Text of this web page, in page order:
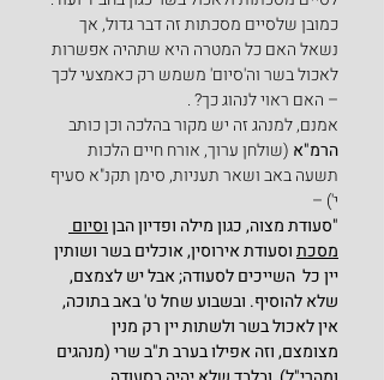
כמובן שלסיים מסכתות זה דבר גדול, אך
נשאל האם כל המטרה היא שתהיה אפשרות
לאכול בשר וה'סיום' משמש רק כאמצעי לכך
– האם ראוי לנהוג כך? .
אמנם, למנהג זה יש מקור בהלכה וכן כותב
הרמ"א (שולחן ערוך, אורח חיים הלכות
תשעה באב ושאר תעניות, סימן תקנ"א סעיף
י') –
"סעודת מצוה, כגון מילה ופדיון הבן וסיום
מסכת וסעודת אירוסין, אוכלים בשר ושותין
יין כל  השייכים לסעודה; אבל יש לצמצם,
שלא להוסיף. ובשבוע שחל ט' באב בתוכה,
אין לאכול בשר ולשתות יין רק מנין
מצומצם, וזה אפילו בערב ת"ב שרי (מנהגים